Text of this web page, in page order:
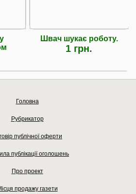
Швач шукає роботу.
1 грн.
Головна
Рубрикатор
публічної оферти
публікації оголошень
Про проект
продажу газети